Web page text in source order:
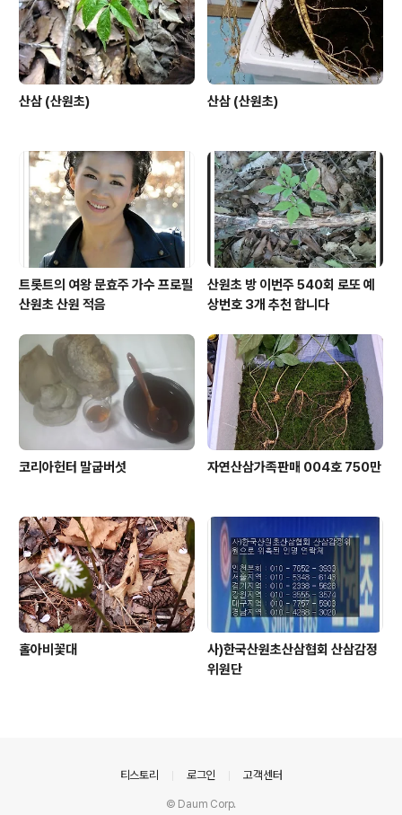
산삼 (산원초) 산삼 (산원초)
트롯트의 여왕 문효주 가수 프로필
산원초 산원 적음
산원초 방 이번주 540회 로또 예
상번호 3개 추천 합니다
코리아헌터 말굽버섯 자연산삼가족판매 004호 750만
홀아비꽃대
사)한국산원초산삼협회 산삼감정
위원단
티스토리 로그인 고객센터
© Daum Corp.